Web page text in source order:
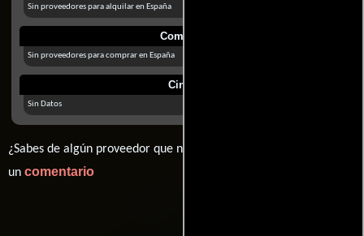
Sin proveedores para alquilar en España
Comprar
Sin proveedores para comprar en España
Cines
Sin Datos
¿Sabes de algún proveedor que no estamos mostrando? déjanos
un comentario